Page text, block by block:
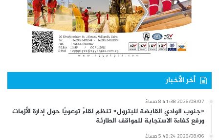
أخر الأخبار
2026/08/07 8:41:38 مساءً
«جنوب الوادي القابضة للبترول» تنظم لقاءً توعويًا حول إدارة الأزمات
ورفع كفاءة الاستجابة للمواقف الطارئة
2026/08/06 5:48:24 مساءً